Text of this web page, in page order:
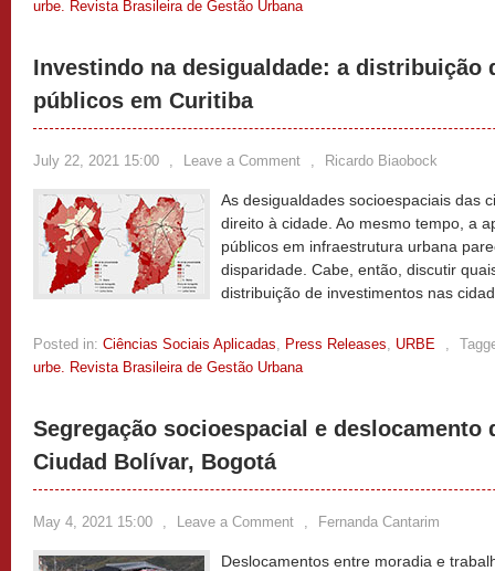
urbe. Revista Brasileira de Gestão Urbana
Investindo na desigualdade: a distribuição
públicos em Curitiba
July 22, 2021 15:00 , Leave a Comment , Ricardo Biaobock
As desigualdades socioespaciais das
direito à cidade. Ao mesmo tempo, a
públicos em infraestrutura urbana
disparidade. Cabe, então, discutir
distribuição de investimentos nas
Posted in: Ciências Sociais Aplicadas, Press Releases, URBE ,
urbe. Revista Brasileira de Gestão Urbana
Segregação socioespacial e deslocamento
Ciudad Bolívar, Bogotá
May 4, 2021 15:00 , Leave a Comment , Fernanda Cantarim
Deslocamentos entre moradia e